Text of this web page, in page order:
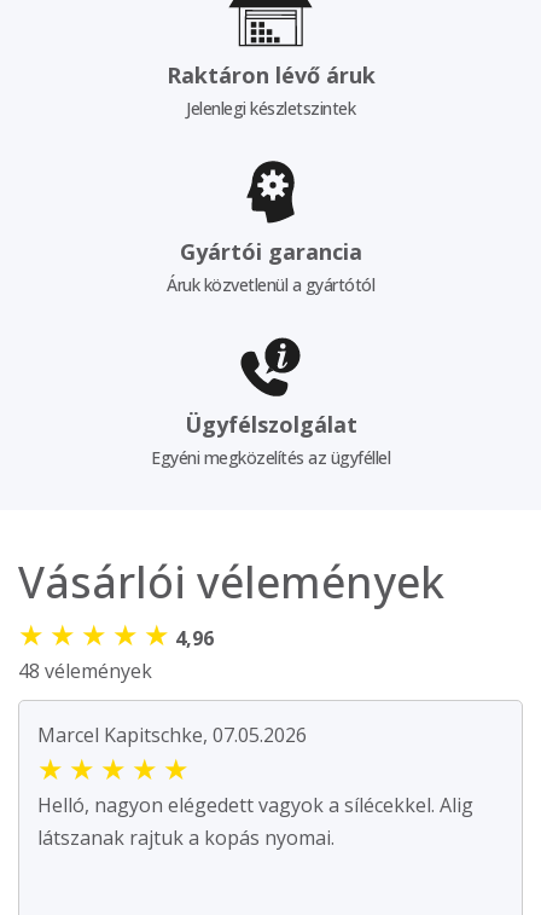
Raktáron lévő áruk
Jelenlegi készletszintek
Gyártói garancia
Áruk közvetlenül a gyártótól
Ügyfélszolgálat
Egyéni megközelítés az ügyféllel
Vásárlói vélemények
★ ★ ★ ★ ★ 4,96
48 vélemények
Marcel Kapitschke, 07.05.2026
★ ★ ★ ★ ★
Helló, nagyon elégedett vagyok a sílécekkel. Alig
látszanak rajtuk a kopás nyomai.